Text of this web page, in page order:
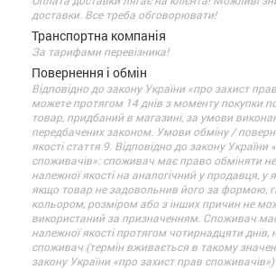
доставки. Все треба обговорювати!
Транспортна компанія
За тарифами перевізника!
Повернення і обмін
Відповідно до закону України «про захист
можете протягом 14 днів з моменту покупки
товар, придбаний в магазині, за умови
передбачених законом. Умови обміну /
якості стаття 9. Відповідно до закону України
споживачів»: споживач має право обміняти
належної якості на аналогічний у продавця, у
якщо товар не задовольнив його за формою,
кольором, розміром або з інших причин не
використаний за призначенням. Споживач
належної якості протягом чотирнадцяти
споживач (термін вживається в такому
закону України «про захист прав